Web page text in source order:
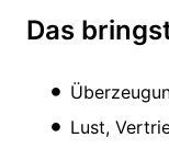
Das
Lust,